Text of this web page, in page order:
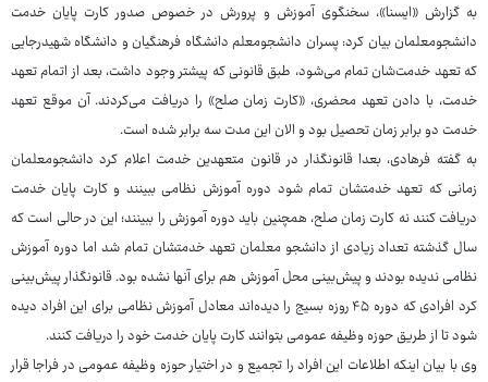
به گزارش «ایسنا»، سخنگوی آموزش و پرورش در خصوص صدور کارت پایان خدمت
دانشجومعلمان بیان کرد: پسران دانشجومعلم دانشگاه فرهنگیان و دانشگاه شهیدرجایی
که تعهد خدمت‌شان تمام می‌شود، طبق قانونی که پیشتر وجود داشت، بعد از اتمام تعهد
خدمت، با دادن تعهد محضری، «کارت زمان صلح» را دریافت می‌کردند. آن موقع تعهد
خدمت دو برابر زمان تحصیل بود و الان این مدت سه برابر شده است.
به گفته فرهادی، بعدا قانونگذار در قانون متعهدین خدمت اعلام کرد دانشجومعلمان
زمانی که تعهد خدمتشان تمام شود دوره آموزش نظامی ببینند و کارت پایان خدمت
دریافت کنند نه کارت زمان صلح، همچنین باید دوره آموزش را ببینند؛ این در حالی است که
سال گذشته تعداد زیادی از دانشجو معلمان تعهد خدمتشان تمام شد اما دوره آموزش
نظامی ندیده بودند و پیش‌بینی محل آموزش هم برای آنها نشده بود. قانونگذار پیش‌بینی
کرد افرادی که دوره ۴۵ روزه بسیج را دیده‌اند معادل آموزش نظامی برای این افراد دیده
شود تا از طریق حوزه وظیفه عمومی بتوانند کارت پایان خدمت خود را دریافت کنند.
وی با بیان اینکه اطلاعات این افراد را تجمیع و در اختیار حوزه وظیفه عمومی در فراجا قرار